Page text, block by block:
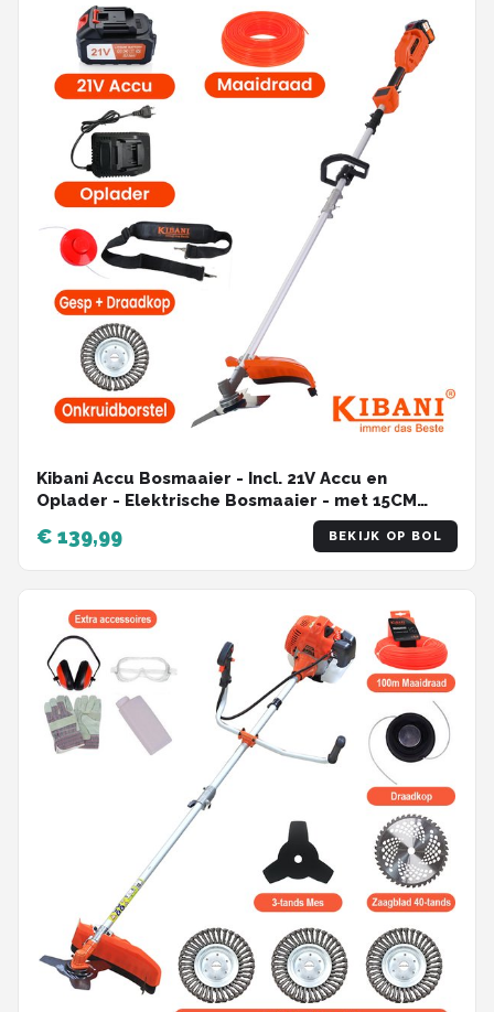
Kibani Accu Bosmaaier - Incl. 21V Accu en
Oplader - Elektrische Bosmaaier - met 15CM
Onkruidborstel - met Maaidraad, Zaagblad en
Draadkop - Grastrimmer - Kantenmaaier
€ 139,99 BEKIJK OP BOL